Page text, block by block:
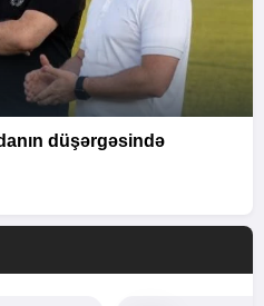
düşərgəsində